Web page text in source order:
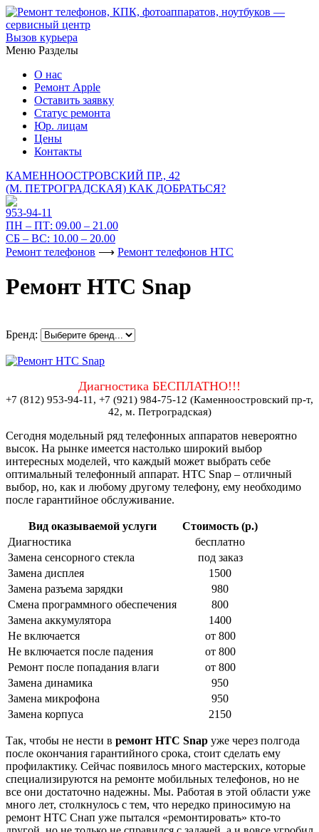
Вызов курьера
Меню Разделы
О нас
Ремонт Apple
Оставить заявку
Статус ремонта
Юр. лицам
Цены
Контакты
КАМЕННООСТРОВСКИЙ ПР., 42
(М. ПЕТРОГРАДСКАЯ) КАК ДОБРАТЬСЯ?
953-94-11
ПН – ПТ: 09.00 – 21.00
СБ – ВС: 10.00 – 20.00
Ремонт телефонов ⟶ Ремонт телефонов HTC
Ремонт HTC Snap
Бренд:
Диагностика БЕСПЛАТНО!!!
+7 (812) 953-94-11, +7 (921) 984-75-12 (Каменноостровский пр-т,
42, м. Петроградская)
Сегодня модельный ряд телефонных аппаратов невероятно
высок. На рынке имеется настолько широкий выбор
интересных моделей, что каждый может выбрать себе
оптимальный телефонный аппарат. HTC Snap – отличный
выбор, но, как и любому другому телефону, ему необходимо
после гарантийное обслуживание.
Вид оказываемой услуги
Стоимость (р.)
Диагностика
бесплатно
Замена сенсорного стекла
под заказ
Замена дисплея
1500
Замена разъема зарядки
980
Смена программного обеспечения
800
Замена аккумулятора
1400
Не включается
от 800
Не включается после падения
от 800
Ремонт после попадания влаги
от 800
Замена динамика
950
Замена микрофона
950
Замена корпуса
2150
Так, чтобы не нести в ремонт HTC Snap уже через полгода
после окончания гарантийного срока, стоит сделать ему
профилактику. Сейчас появилось много мастерских, которые
специализируются на ремонте мобильных телефонов, но не
все они достаточно надежны. Мы. Работая в этой области уже
много лет, столкнулось с тем, что нередко приносимую на
ремонт HTC Снап уже пытался «ремонтировать» кто-то